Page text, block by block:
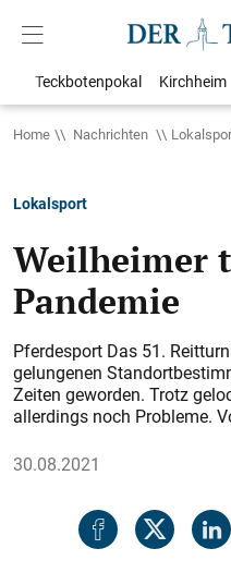
Teckbotenpokal Kirchheim
Home Nachrichten
Lokalsport
Weilheimer
Pandemie
Pferdesport Das 51.
gelungenen
Zeiten geworden. Trotz
allerdings noch Probleme.
30.08.2021